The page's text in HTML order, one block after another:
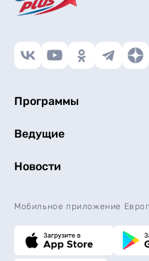
Программы
Ведущие
Новости
Мобильное приложение